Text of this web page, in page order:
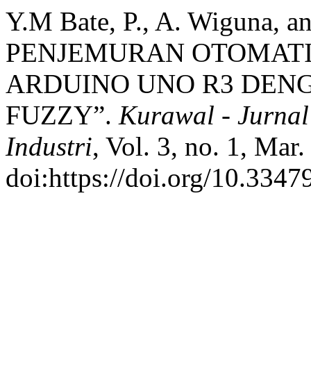
Y.M Bate, P., A. Wiguna,
PENJEMURAN
ARDUINO UNO R3
FUZZY”. Kurawal -
Industri, Vol. 3, no. 1,
doi:https://doi.org/